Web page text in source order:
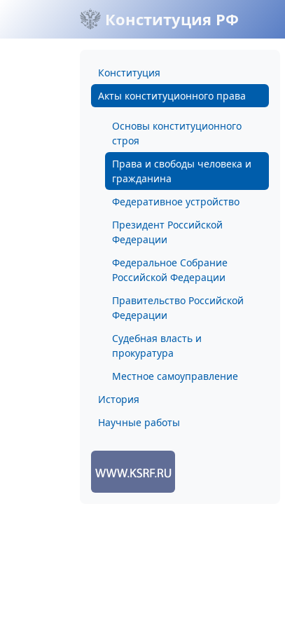
Конституция РФ
Конституция
Акты конституционного права
Основы конституционного
строя
Права и свободы человека и
гражданина
Федеративное устройство
Президент Российской
Федерации
Федеральное Собрание
Российской Федерации
Правительство Российской
Федерации
Судебная власть и
прокуратура
Местное самоуправление
История
Научные работы